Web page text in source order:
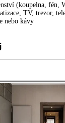
(koupelna, fén,
TV, trezor,
nebo kávy